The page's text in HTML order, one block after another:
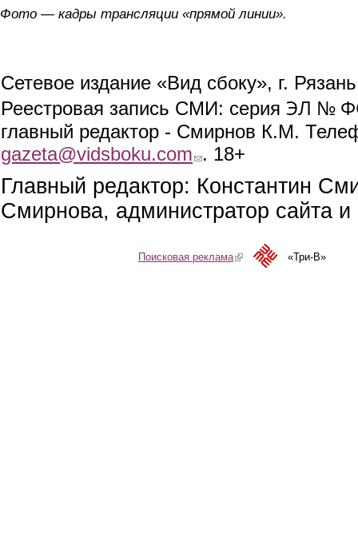
Фото — кадры трансляции «прямой линии».
Сетевое издание «Вид сбоку», г.
Реестровая запись СМИ: серия ЭЛ №
главный редактор - Смирнов К.М.
gazeta@vidsboku.com (link sends e-mail)
. 18+
Главный редактор: Константин
Смирнова, администратор сайта
Поисковая реклама(link is external)«Три-В»